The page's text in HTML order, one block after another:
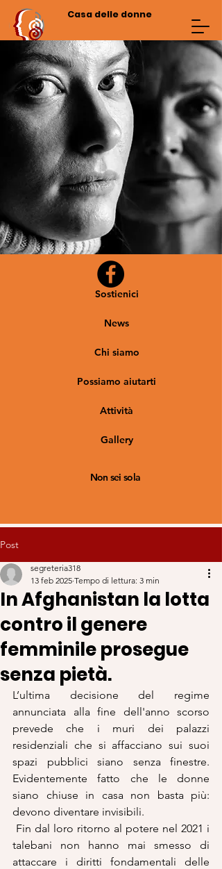
Casa delle donne
Sostienici
News
Chi siamo
Possiamo aiutarti
Attività
Gallery
Non sei sola
Post
In Afghanistan la lotta
contro il genere
femminile prosegue
senza pietà.
segreteria318
13 feb 2025 Tempo di lettura: 3 min
L’ultima decisione del regime
annunciata alla fine dell'anno scorso
prevede che i muri dei palazzi
residenziali che si affacciano sui suoi
spazi pubblici siano senza finestre.
Evidentemente fatto che le donne
siano chiuse in casa non basta più:
devono diventare invisibili.
Fin dal loro ritorno al potere nel 2021 i
talebani non hanno mai smesso di
attaccare i diritti fondamentali delle